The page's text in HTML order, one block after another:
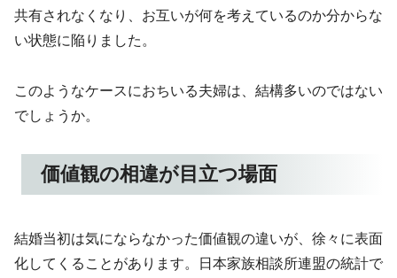
共有されなくなり、お互いが何を考えているのか分からな
い状態に陥りました。
このようなケースにおちいる夫婦は、結構多いのではない
でしょうか。
価値観の相違が目立つ場面
結婚当初は気にならなかった価値観の違いが、徐々に表面
化してくることがあります。日本家族相談所連盟の統計で